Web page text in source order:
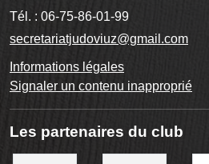
Tél. : 06-75-86-01-99
secretariatjudoviuz@gmail.com
Informations légales
Signaler un contenu inapproprié
Les partenaires du club